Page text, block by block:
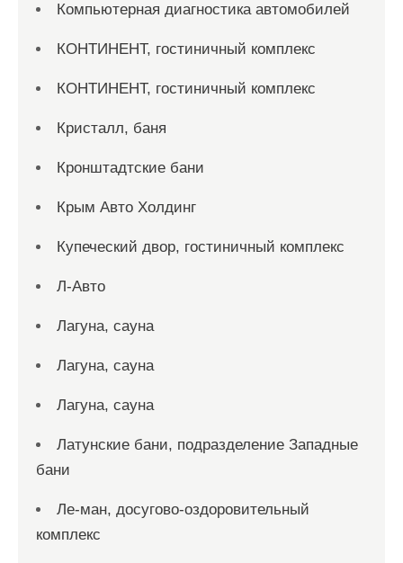
Компьютерная диагностика автомобилей
КОНТИНЕНТ, гостиничный комплекс
КОНТИНЕНТ, гостиничный комплекс
Кристалл, баня
Кронштадтские бани
Крым Авто Холдинг
Купеческий двор, гостиничный комплекс
Л-Авто
Лагуна, сауна
Лагуна, сауна
Лагуна, сауна
Латунские бани, подразделение Западные
бани
Ле-ман, досугово-оздоровительный
комплекс